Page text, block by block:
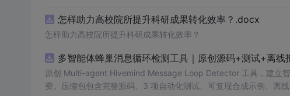
怎样助力高校院所提升科研成果转化效率？.docx
怎样助力高校院所提升科研成果转化效率？
多智能体蜂巢消息循环检测工具｜原创源码+测试+离线
原创 Multi-agent Hivemind Message Loop Detector 工具，建立
费。压缩包包含完整源码、3 项自动化测试、可复现合成示例、离